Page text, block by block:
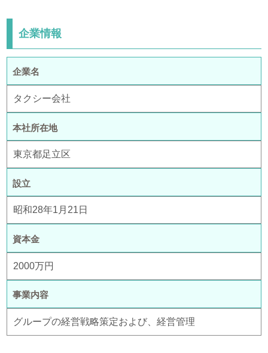
企業情報
企業名
タクシー会社
本社所在地
東京都足立区
設立
昭和28年1月21日
資本金
2000万円
事業内容
グループの経営戦略策定および、経営管理